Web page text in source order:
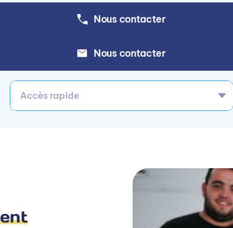
Nous contacter
Nous contacter
Accès rapide